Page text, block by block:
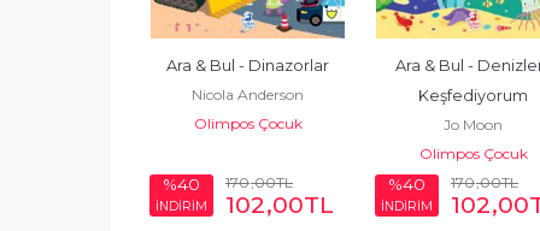
Ara & Bul - Dinazorlar
Nicola Anderson
Olimpos Çocuk
%40
İNDİRİM
170,00TL
102,00TL
Ara & Bul -
Keşfediyorum
Jo Moon
Olimpos Çocuk
%40
İNDİRİM
170,00TL
102,00